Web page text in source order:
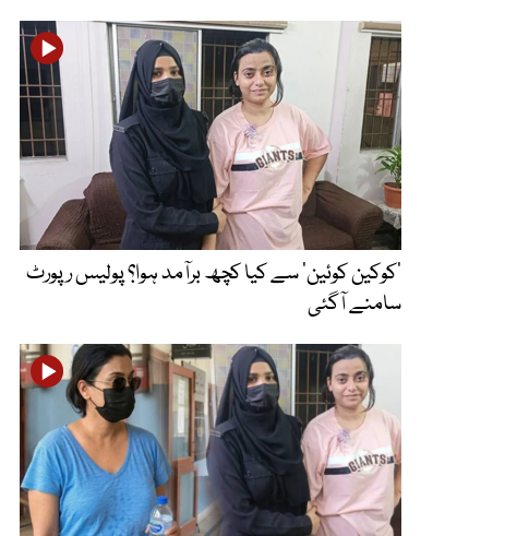
’کوکین کوئین‘ سے کیا کچھ برآمد ہوا؟ پولیس رپورٹ
سامنے آگئی